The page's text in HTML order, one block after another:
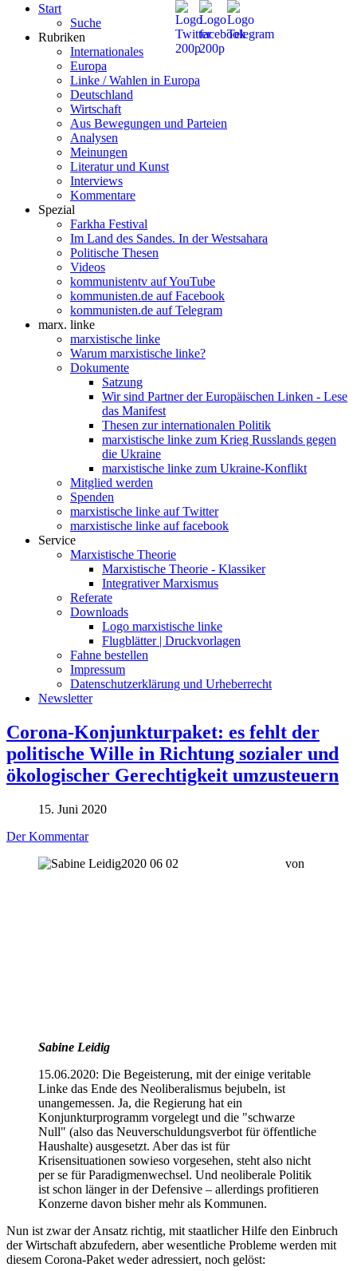
Start
Suche
Rubriken
Internationales
Europa
Linke / Wahlen in Europa
Deutschland
Wirtschaft
Aus Bewegungen und Parteien
Analysen
Meinungen
Literatur und Kunst
Interviews
Kommentare
Spezial
Farkha Festival
Im Land des Sandes. In der Westsahara
Politische Thesen
Videos
kommunistentv auf YouTube
kommunisten.de auf Facebook
kommunisten.de auf Telegram
marx. linke
marxistische linke
Warum marxistische linke?
Dokumente
Satzung
Wir sind Partner der Europäischen Linken - Lese
das Manifest
Thesen zur internationalen Politik
marxistische linke zum Krieg Russlands gegen
die Ukraine
marxistische linke zum Ukraine-Konflikt
Mitglied werden
Spenden
marxistische linke auf Twitter
marxistische linke auf facebook
Service
Marxistische Theorie
Marxistische Theorie - Klassiker
Integrativer Marxismus
Referate
Downloads
Logo marxistische linke
Flugblätter | Druckvorlagen
Fahne bestellen
Impressum
Datenschutzerklärung und Urheberrecht
Newsletter
Corona-Konjunkturpaket: es fehlt der
politische Wille in Richtung sozialer und
ökologischer Gerechtigkeit umzusteuern
15. Juni 2020
Der Kommentar
von
Sabine Leidig
15.06.2020: Die Begeisterung, mit der einige veritable
Linke das Ende des Neoliberalismus bejubeln, ist
unangemessen. Ja, die Regierung hat ein
Konjunkturprogramm vorgelegt und die "schwarze
Null" (also das Neuverschuldungsverbot für öffentliche
Haushalte) ausgesetzt. Aber das ist für
Krisensituationen sowieso vorgesehen, steht also nicht
per se für Paradigmenwechsel. Und neoliberale Politik
ist schon länger in der Defensive – allerdings profitieren
Konzerne davon bisher mehr als Kommunen.
Nun ist zwar der Ansatz richtig, mit staatlicher Hilfe den Einbruch
der Wirtschaft abzufedern, aber wesentliche Probleme werden mit
diesem Corona-Paket weder adressiert, noch gelöst: